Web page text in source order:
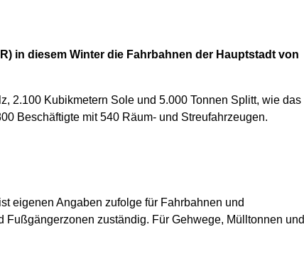
in diesem Winter die Fahrbahnen der Hauptstadt von
2.100 Kubikmetern Sole und 5.000 Tonnen Splitt, wie das
Beschäftigte mit 540 Räum- und Streu­fahr­zeugen.
eigenen Angaben zufolge für Fahrbahnen und
zuständig. Für Gehwege, Mülltonnen und